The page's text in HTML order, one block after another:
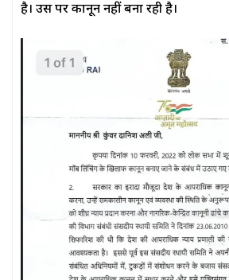
है। उस पर कानून नहीं बना रही है।